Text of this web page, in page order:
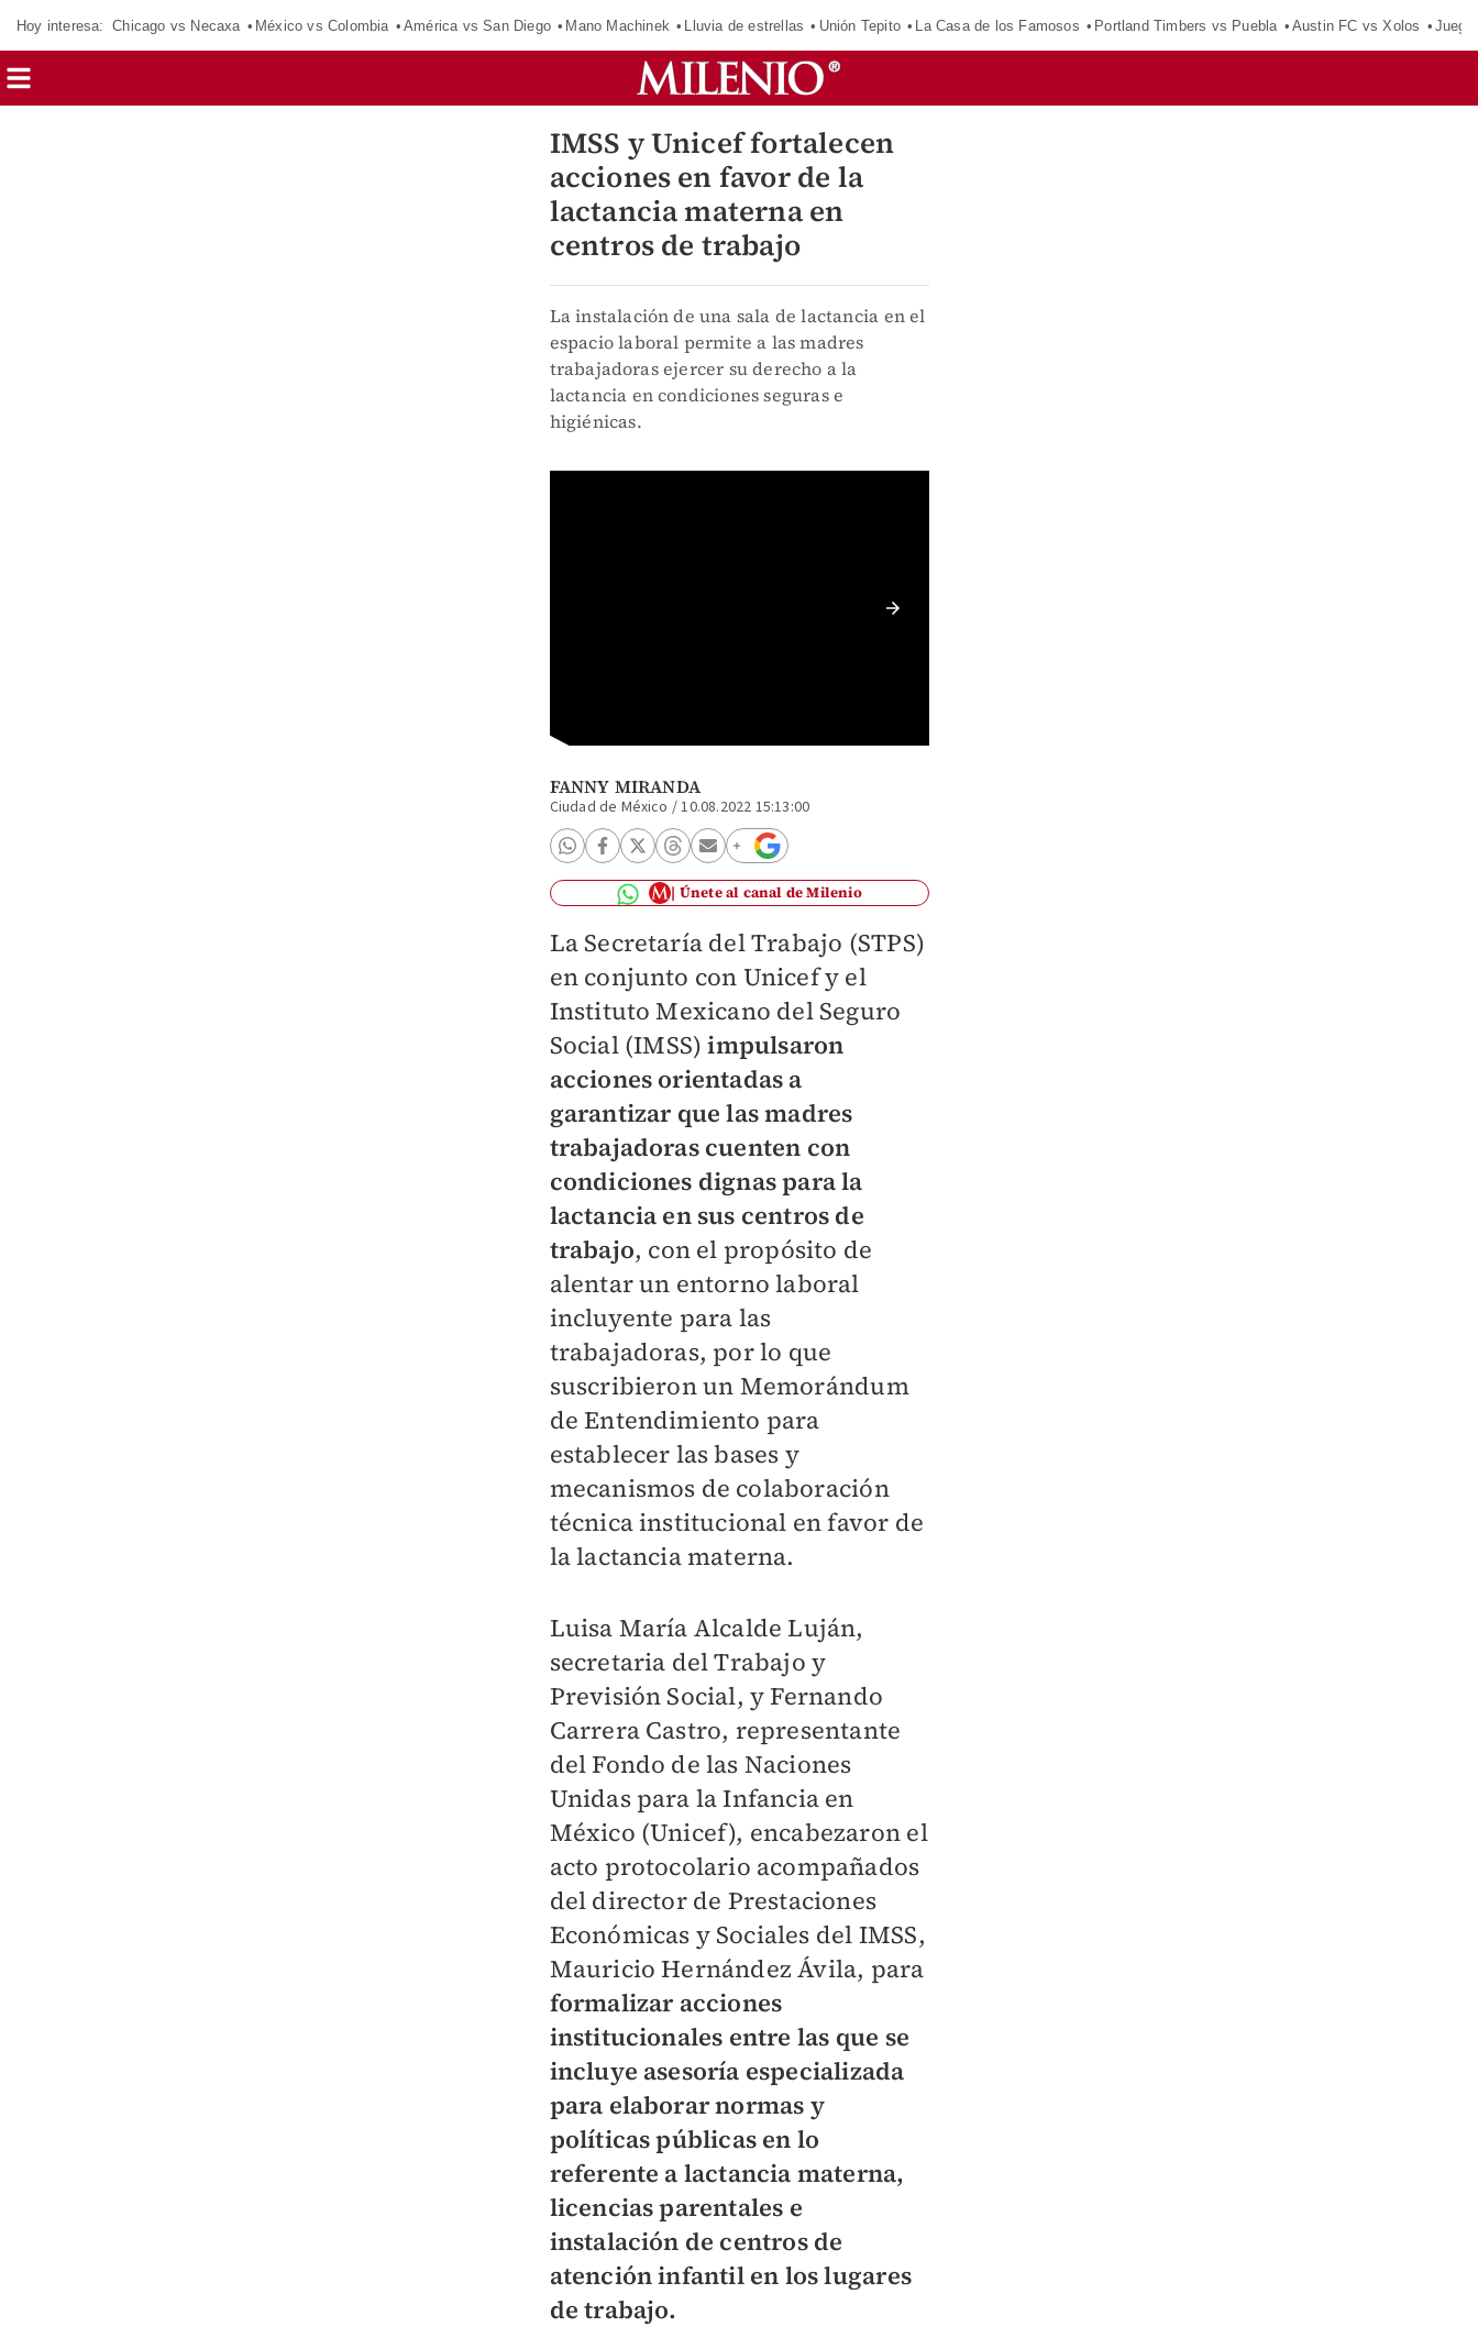
Hoy interesa: Chicago vs Necaxa México vs Colombia América vs San Diego Mano Machinek Lluvia de estrellas Unión Tepito La Casa de los Famosos Portland Timbers vs Puebla Austin FC vs Xolos
IMSS y Unicef fortalecen
acciones en favor de la
lactancia materna en
centros de trabajo
La instalación de una sala de lactancia en el
espacio laboral permite a las madres
trabajadoras ejercer su derecho a la
lactancia en condiciones seguras e
higiénicas.
FANNY MIRANDA
Ciudad de México /10.08.2022 15:13:00
Únete al canal de Milenio
La Secretaría del Trabajo (STPS)
en conjunto con Unicef y el
Instituto Mexicano del Seguro
Social (IMSS)impulsaron
acciones orientadas a
garantizar que las madres
trabajadoras cuenten con
condiciones dignas para la
lactancia en sus centros de
trabajo, con el propósito de
alentar un entorno laboral
incluyente para las
trabajadoras, por lo que
suscribieron un Memorándum
de Entendimiento para
establecer las bases y
mecanismos de colaboración
técnica institucional en favor de
la lactancia materna.
Luisa María Alcalde Luján,
secretaria del Trabajo y
Previsión Social, y Fernando
Carrera Castro, representante
del Fondo de las Naciones
Unidas para la Infancia en
México (Unicef), encabezaron el
acto protocolario acompañados
del director de Prestaciones
Económicas y Sociales del IMSS,
Mauricio Hernández Ávila, para
formalizar acciones
institucionales entre las que se
incluye asesoría especializada
para elaborar normas y
políticas públicas en lo
referente a lactancia materna,
licencias parentales e
instalación de centros de
atención infantil en los lugares
de trabajo.